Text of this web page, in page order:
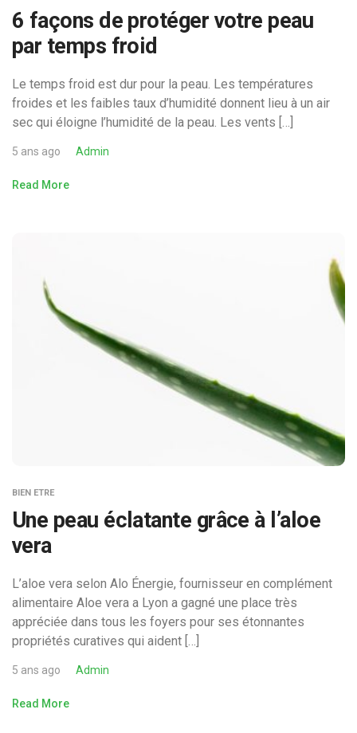
6 façons de protéger votre peau
par temps froid
Le temps froid est dur pour la peau. Les températures
froides et les faibles taux d’humidité donnent lieu à un air
sec qui éloigne l’humidité de la peau. Les vents […]
5 ans ago Admin
Read More
BIEN ETRE
Une peau éclatante grâce à l’aloe
vera
L’aloe vera selon Alo Énergie, fournisseur en complément
alimentaire Aloe vera a Lyon a gagné une place très
appréciée dans tous les foyers pour ses étonnantes
propriétés curatives qui aident […]
5 ans ago Admin
Read More